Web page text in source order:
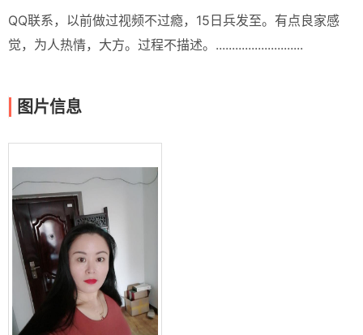
QQ联系，以前做过视频不过瘾，15日兵发至。有点良家感
觉，为人热情，大方。过程不描述。...........................
图片信息